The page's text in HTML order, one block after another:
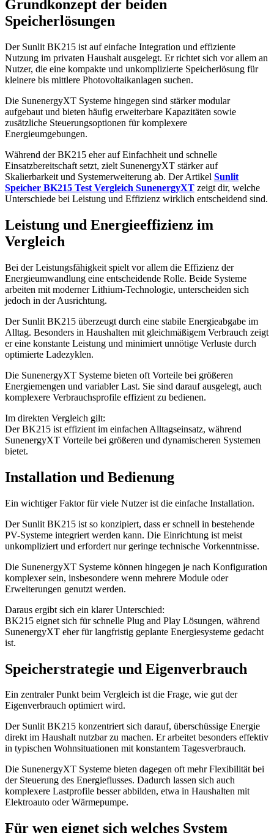
Grundkonzept der beiden
Speicherlösungen
Der Sunlit BK215 ist auf einfache Integration und effiziente
Nutzung im privaten Haushalt ausgelegt. Er richtet sich vor allem an
Nutzer, die eine kompakte und unkomplizierte Speicherlösung für
kleinere bis mittlere Photovoltaikanlagen suchen.
Die SunenergyXT Systeme hingegen sind stärker modular
aufgebaut und bieten häufig erweiterbare Kapazitäten sowie
zusätzliche Steuerungsoptionen für komplexere
Energieumgebungen.
Während der BK215 eher auf Einfachheit und schnelle
Einsatzbereitschaft setzt, zielt SunenergyXT stärker auf
Skalierbarkeit und Systemerweiterung ab. Der Artikel Sunlit
Speicher BK215 Test Vergleich SunenergyXT zeigt dir, welche
Unterschiede bei Leistung und Effizienz wirklich entscheidend sind.
Leistung und Energieeffizienz im
Vergleich
Bei der Leistungsfähigkeit spielt vor allem die Effizienz der
Energieumwandlung eine entscheidende Rolle. Beide Systeme
arbeiten mit moderner Lithium-Technologie, unterscheiden sich
jedoch in der Ausrichtung.
Der Sunlit BK215 überzeugt durch eine stabile Energieabgabe im
Alltag. Besonders in Haushalten mit gleichmäßigem Verbrauch zeigt
er eine konstante Leistung und minimiert unnötige Verluste durch
optimierte Ladezyklen.
Die SunenergyXT Systeme bieten oft Vorteile bei größeren
Energiemengen und variabler Last. Sie sind darauf ausgelegt, auch
komplexere Verbrauchsprofile effizient zu bedienen.
Im direkten Vergleich gilt:
Der BK215 ist effizient im einfachen Alltagseinsatz, während
SunenergyXT Vorteile bei größeren und dynamischeren Systemen
bietet.
Installation und Bedienung
Ein wichtiger Faktor für viele Nutzer ist die einfache Installation.
Der Sunlit BK215 ist so konzipiert, dass er schnell in bestehende
PV-Systeme integriert werden kann. Die Einrichtung ist meist
unkompliziert und erfordert nur geringe technische Vorkenntnisse.
Die SunenergyXT Systeme können hingegen je nach Konfiguration
komplexer sein, insbesondere wenn mehrere Module oder
Erweiterungen genutzt werden.
Daraus ergibt sich ein klarer Unterschied:
BK215 eignet sich für schnelle Plug and Play Lösungen, während
SunenergyXT eher für langfristig geplante Energiesysteme gedacht
ist.
Speicherstrategie und Eigenverbrauch
Ein zentraler Punkt beim Vergleich ist die Frage, wie gut der
Eigenverbrauch optimiert wird.
Der Sunlit BK215 konzentriert sich darauf, überschüssige Energie
direkt im Haushalt nutzbar zu machen. Er arbeitet besonders effektiv
in typischen Wohnsituationen mit konstantem Tagesverbrauch.
Die SunenergyXT Systeme bieten dagegen oft mehr Flexibilität bei
der Steuerung des Energieflusses. Dadurch lassen sich auch
komplexere Lastprofile besser abbilden, etwa in Haushalten mit
Elektroauto oder Wärmepumpe.
Für wen eignet sich welches System